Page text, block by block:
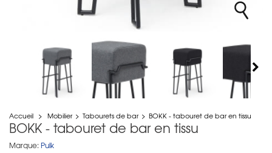
Accueil > Mobilier > Tabourets de bar > BOKK - tabouret de bar en tissu
BOKK - tabouret de bar en tissu
Marque: Puik